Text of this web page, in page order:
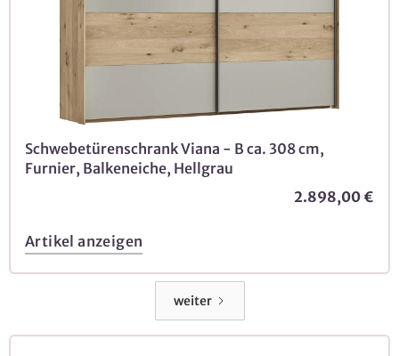
Schwebetürenschrank Viana - B ca. 308 cm,
Furnier, Balkeneiche, Hellgrau
2.898,00 €
Artikel anzeigen
weiter